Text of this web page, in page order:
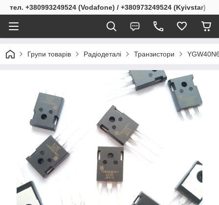
тел. +380993249524 (Vodafone) / +380973249524 (Kyivstar)
Групи товарів Радіодеталі Транзистори